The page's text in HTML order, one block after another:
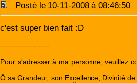
Posté le 10-11-2008 à 08:46:50
c'est super bien fait :D
--------------------
Pour s'adresser à ma personne, veuillez
:
Ô sa Grandeur, son Excellence, Divinité